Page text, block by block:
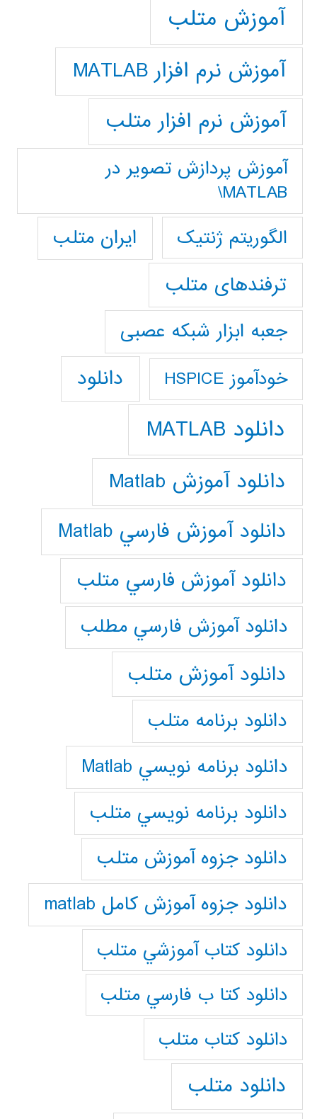
آموزش متلب
آموزش نرم افزار MATLAB
آموزش نرم افزار متلب
آموزش پردازش تصوير در
MATLAB\
الگوریتم ژنتیک
ایران متلب
ترفندهای متلب
جعبه ابزار شبکه عصبی
خودآموز HSPICE دانلود
دانلود MATLAB
دانلود آموزش Matlab
دانلود آموزش فارسي Matlab
دانلود آموزش فارسي متلب
دانلود آموزش فارسي مطلب
دانلود آموزش متلب
دانلود برنامه متلب
دانلود برنامه نويسي Matlab
دانلود برنامه نويسي متلب
دانلود جزوه آموزش متلب
دانلود جزوه آموزش کامل matlab
دانلود كتاب آموزشي متلب
دانلود كتا ب فارسي متلب
دانلود كتاب متلب
دانلود متلب